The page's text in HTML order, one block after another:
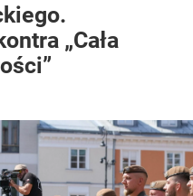
„Cała